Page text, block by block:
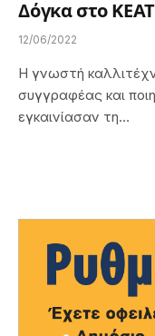
Δόγκα στο ΚΕΑΤ
12/06/2022
Η γνωστή
συγγραφέας και
εγκαινίασαν τη…